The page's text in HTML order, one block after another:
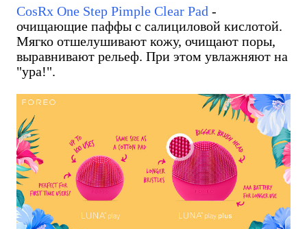
CosRx One Step Pimple Clear Pad -
очищающие паффы с салициловой кислотой.
Мягко отшелушивают кожу, очищают поры,
выравнивают рельеф. При этом увлажняют на
"ура!".